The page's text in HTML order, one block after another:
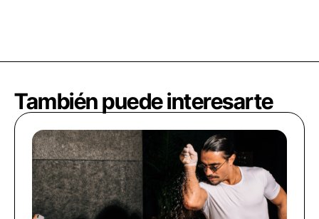
También puede interesarte